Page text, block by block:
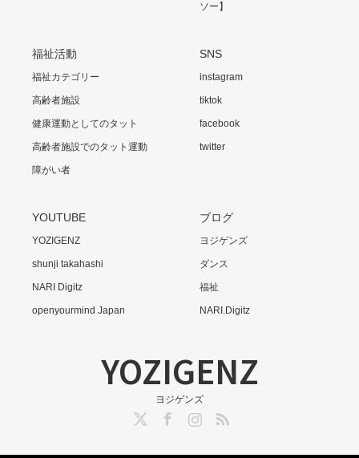
ソー】
福祉活動
福祉カテゴリー
高齢者施設
健康運動としてのタット
高齢者施設でのタット運動
障がい者
SNS
instagram
tiktok
facebook
twitter
YOUTUBE
YOZIGENZ
shunji takahashi
NARI Digitz
openyourmind Japan
ブログ
ヨジゲンズ
ダンス
福祉
NARI.Digitz
YOZIGENZ
ヨジゲンズ
InstagramRSS